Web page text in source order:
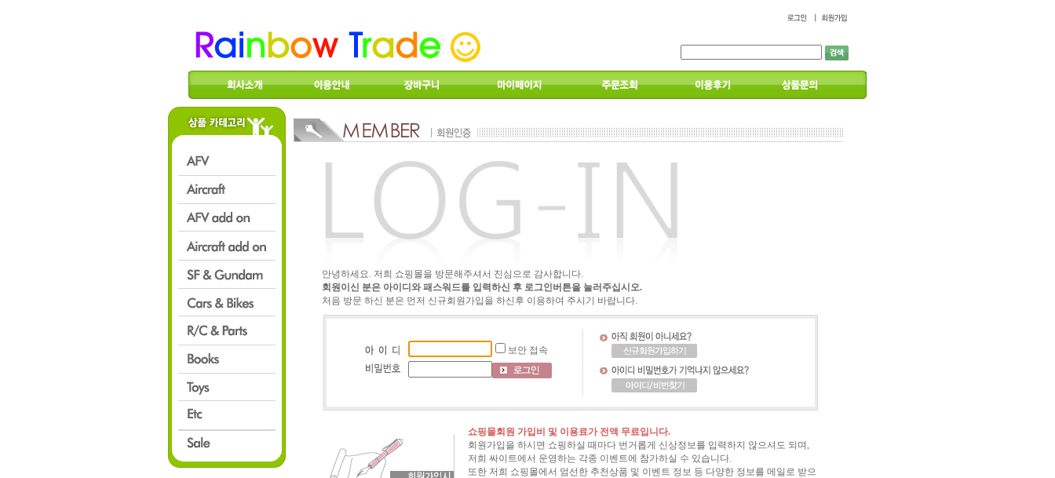
안녕하세요. 저희 쇼핑몰을 방문해주셔서 진심으로 감사합니다.
회원이신 분은 아이디와 패스워드를 입력하신 후 로그인버튼을 눌러주십시오.
처음 방문 하신 분은 먼저 신규회원가입을 하신후 이용하여 주시기 바랍니다.
보안 접속
쇼핑몰회원 가입비 및 이용료가 전액 무료입니다.
회원가입을 하시면 쇼핑하실 때마다 번거롭게 신상정보를 입력하지 않으셔도 되며,
저희 싸이트에서 운영하는 각종 이벤트에 참가하실 수 있습니다.
또한 저희 쇼핑몰에서 엄선한 추천상품 및 이벤트 정보 등 다양한 정보를 메일로 받으